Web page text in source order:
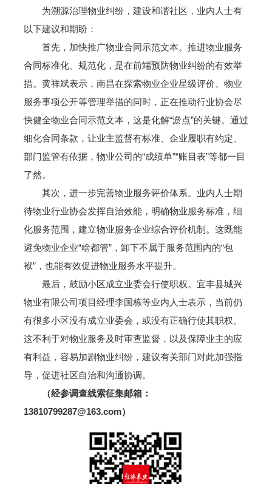
为溯源治理物业纠纷，建设和谐社区，业内人士有
以下建议和期盼：
首先，加快推广物业合同示范文本。推进物业服务
合同标准化、规范化，是在前端预防物业纠纷的有效举
措。黄祥斌表示，南昌在探索物业企业星级评价、物业
服务事项公开等管理举措的同时，正在推动行业协会尽
快健全物业合同示范文本，这是化解“淤点”的关键。通过
细化合同条款，让业主监督有标准、企业履职有约定、
部门监管有依据，物业公司的“成绩单”“账目表”等都一目
了然。
其次，进一步完善物业服务评价体系。业内人士期
待物业行业协会发挥自治效能，明确物业服务标准，细
化服务范围，建立物业服务企业综合评价机制。这既能
避免物业企业“啥都管”，卸下不属于服务范围内的“包
袱”，也能有效促进物业服务水平提升。
最后，鼓励小区成立业委会行使职权。宜丰县城兴
物业有限公司项目经理李国栋等业内人士表示，当前仍
有很多小区没有成立业委会，或没有正确行使其职权。
这不利于对物业服务及时审查监督，以及保障业主的应
有利益，容易加剧物业纠纷，建议有关部门对此加强指
导，促进社区自治和沟通协调。
（经参调查线索征集邮箱：
13810799287@163.com）